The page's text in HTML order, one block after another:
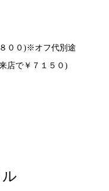
００)※オフ代別途
店で￥７１５０)